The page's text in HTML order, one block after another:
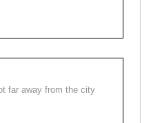
far away from the city